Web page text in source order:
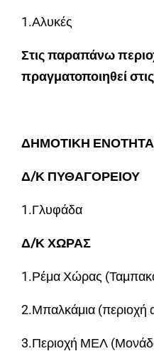
1.Αλυκές
Στις παραπάνω
πραγματοποιηθεί
ΔΗΜΟΤΙΚΗ
Δ/Κ ΠΥΘΑΓΟΡΕΙΟΥ
1.Γλυφάδα
Δ/Κ ΧΩΡΑΣ
1.Ρέμα Χώρας
2.Μπαλκάμια (περιοχή
3.Περιοχή ΜΕΛ